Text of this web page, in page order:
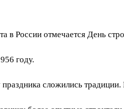
в России отмечается День
году.
сложились